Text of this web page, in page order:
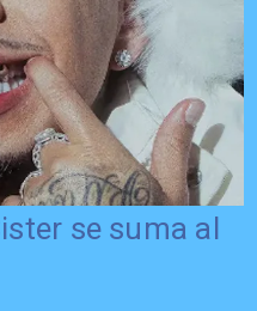
se suma al